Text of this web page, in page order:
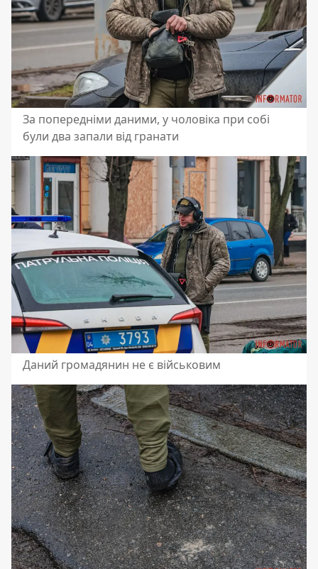
За попередніми даними, у чоловіка при собі
були два запали від гранати
Даний громадянин не є військовим